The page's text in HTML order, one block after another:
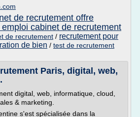
de recrutement offre
cabinet de recrutement
de recrutement / recrutement pour
de bien / test de recrutement
Paris, digital, web,
digital, web, informatique, cloud,
& marketing.
s'est spécialisée dans la